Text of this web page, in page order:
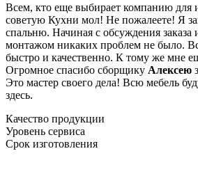
Всем, кто еще выбирает компанию для
советую Кухни мол! Не пожалеете! Я
спальню. Начиная с обсуждения заказа
монтажом никаких проблем не было.
быстро и качественно. К тому же мне
Огромное спасибо сборщику Алексею
Это мастер своего дела! Всю мебель
здесь.
Качество продукции
Уровень сервиса
Срок изготовления